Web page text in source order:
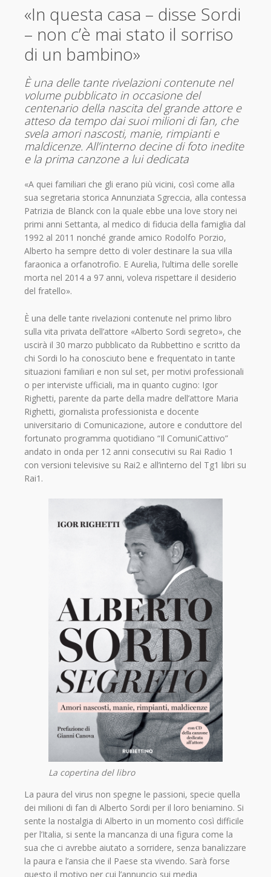
«In questa casa – disse Sordi
– non c’è mai stato il sorriso
di un bambino»
È una delle tante rivelazioni contenute nel
volume pubblicato in occasione del
centenario della nascita del grande attore e
atteso da tempo dai suoi milioni di fan, che
svela amori nascosti, manie, rimpianti e
maldicenze. All’interno decine di foto inedite
e la prima canzone a lui dedicata
«A quei familiari che gli erano più vicini, così come alla
sua segretaria storica Annunziata Sgreccia, alla contessa
Patrizia de Blanck con la quale ebbe una love story nei
primi anni Settanta, al medico di fiducia della famiglia dal
1992 al 2011 nonché grande amico Rodolfo Porzio,
Alberto ha sempre detto di voler destinare la sua villa
faraonica a orfanotrofio. E Aurelia, l’ultima delle sorelle
morta nel 2014 a 97 anni, voleva rispettare il desiderio
del fratello».
È una delle tante rivelazioni contenute nel primo libro
sulla vita privata dell’attore «Alberto Sordi segreto», che
uscirà il 30 marzo pubblicato da Rubbettino e scritto da
chi Sordi lo ha conosciuto bene e frequentato in tante
situazioni familiari e non sul set, per motivi professionali
o per interviste ufficiali, ma in quanto cugino: Igor
Righetti, parente da parte della madre dell’attore Maria
Righetti, giornalista professionista e docente
universitario di Comunicazione, autore e conduttore del
fortunato programma quotidiano “Il ComuniCattivo”
andato in onda per 12 anni consecutivi su Rai Radio 1
con versioni televisive su Rai2 e all’interno del Tg1 libri su
Rai1.
La copertina del libro
La paura del virus non spegne le passioni, specie quella
dei milioni di fan di Alberto Sordi per il loro beniamino. Si
sente la nostalgia di Alberto in un momento così difficile
per l’Italia, si sente la mancanza di una figura come la
sua che ci avrebbe aiutato a sorridere, senza banalizzare
la paura e l’ansia che il Paese sta vivendo. Sarà forse
questo il motivo per cui l’annuncio sui media